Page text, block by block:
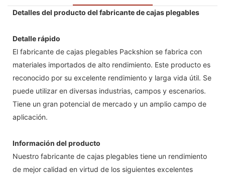
Detalles del producto del fabricante de cajas plegables
Detalle rápido
El fabricante de cajas plegables Packshion se fabrica con
materiales importados de alto rendimiento. Este producto es
reconocido por su excelente rendimiento y larga vida útil. Se
puede utilizar en diversas industrias, campos y escenarios.
Tiene un gran potencial de mercado y un amplio campo de
aplicación.
Información del producto
Nuestro fabricante de cajas plegables tiene un rendimiento
de mejor calidad en virtud de los siguientes excelentes